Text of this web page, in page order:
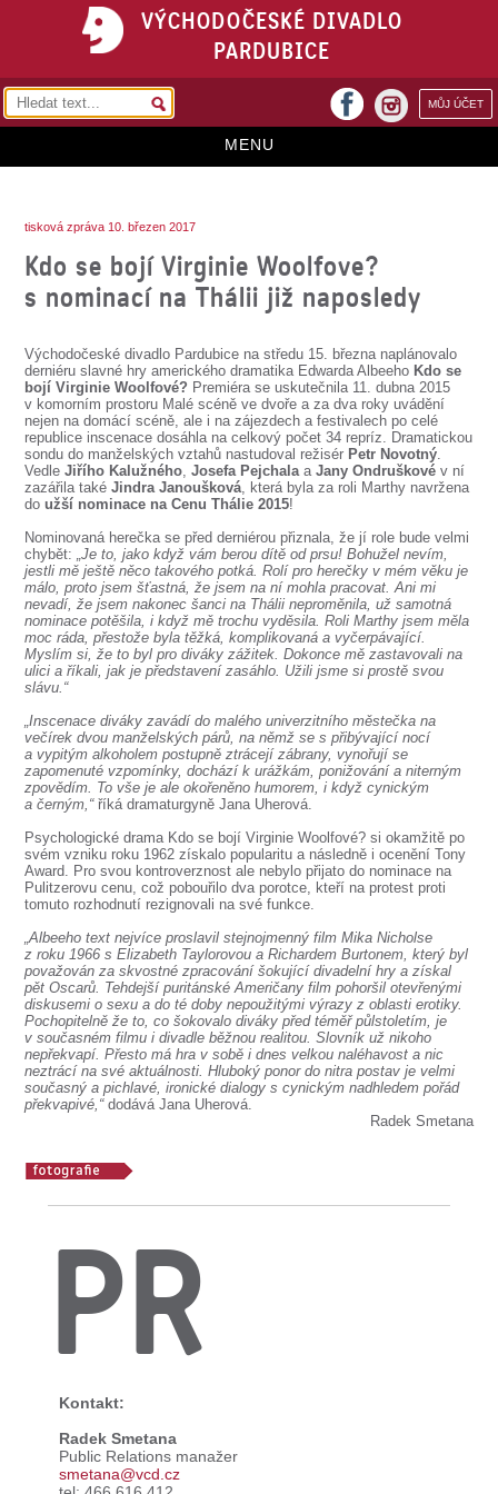
VÝCHODOČESKÉ DIVADLO
PARDUBICE
MŮJ ÚČET
facebook
MENU
REPERTOÁR
PŘEDPLATNÉ
KONTAKTY
O DIVADLE
SOUBOR
DÁLE NABÍZÍME
tisková zpráva 10. březen 2017
Kdo se bojí Virginie Woolfove?
s nominací na Thálii již naposledy
Východočeské divadlo Pardubice na středu 15. března naplánovalo
derniéru slavné hry amerického dramatika Edwarda Albeeho Kdo se
bojí Virginie Woolfové? Premiéra se uskutečnila 11. dubna 2015
v komorním prostoru Malé scéně ve dvoře a za dva roky uvádění
nejen na domácí scéně, ale i na zájezdech a festivalech po celé
republice inscenace dosáhla na celkový počet 34 repríz. Dramatickou
sondu do manželských vztahů nastudoval režisér Petr Novotný.
VedleJiřího Kalužného,Josefa PejchalaaJany Ondruškové v ní
zazářila takéJindra Janoušková, která byla za roli Marthy navržena
doužší nominace na Cenu Thálie 2015!
Nominovaná herečka se před derniérou přiznala, že jí role bude velmi
chybět:„Je to, jako když vám berou dítě od prsu! Bohužel nevím,
jestli mě ještě něco takového potká. Rolí pro herečky v mém věku je
málo, proto jsem šťastná, že jsem na ní mohla pracovat. Ani mi
nevadí, že jsem nakonec šanci na Thálii neproměnila, už samotná
nominace potěšila, i když mě trochu vyděsila. Roli Marthy jsem měla
moc ráda, přestože byla těžká, komplikovaná a vyčerpávající.
Myslím si, že to byl pro diváky zážitek. Dokonce mě zastavovali na
ulici a říkali, jak je představení zasáhlo. Užili jsme si prostě svou
slávu.“
„Inscenace diváky zavádí do malého univerzitního městečka na
večírek dvou manželských párů, na němž se s přibývající nocí
a vypitým alkoholem postupně ztrácejí zábrany, vynořují se
zapomenuté vzpomínky, dochází k urážkám, ponižování a niterným
zpovědím. To vše je ale okořeněno humorem, i když cynickým
a černým,“říká dramaturgyně Jana Uherová.
Psychologické drama Kdo se bojí Virginie Woolfové? si okamžitě po
svém vzniku roku 1962 získalo popularitu a následně i ocenění Tony
Award. Pro svou kontroverznost ale nebylo přijato do nominace na
Pulitzerovu cenu, což pobouřilo dva porotce, kteří na protest proti
tomuto rozhodnutí rezignovali na své funkce.
„Albeeho text nejvíce proslavil stejnojmenný film Mika Nicholse
z roku 1966 s Elizabeth Taylorovou a Richardem Burtonem, který byl
považován za skvostné zpracování šokující divadelní hry a získal
pět Oscarů. Tehdejší puritánské Američany film pohoršil otevřenými
diskusemi o sexu a do té doby nepoužitými výrazy z oblasti erotiky.
Pochopitelně že to, co šokovalo diváky před téměř půlstoletím, je
v současném filmu i divadle běžnou realitou. Slovník už nikoho
nepřekvapí. Přesto má hra v sobě i dnes velkou naléhavost a nic
neztrácí na své aktuálnosti. Hluboký ponor do nitra postav je velmi
současný a pichlavé, ironické dialogy s cynickým nadhledem pořád
překvapivé,“dodává Jana Uherová.
Radek Smetana
PR
Kontakt:
Radek Smetana
Public Relations manažer
smetana@vcd.cz